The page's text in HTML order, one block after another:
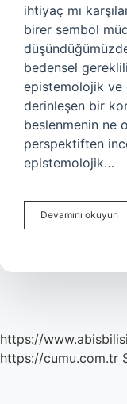
ihtiyaç mı
birer sembol
bedensel
epistemolojik ve
derinleşen bir
beslenmenin ne
perspektiften
epistemolojik…
Devamını okuyun
https://
https://cumu.com.tr